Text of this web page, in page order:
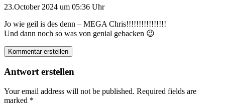
23.October 2024 um 05:36 Uhr
Jo wie geil is des denn – MEGA Chris!!!!!!!!!!!!!!!!
Und dann noch so was von genial gebacken 😉
Kommentar erstellen
Antwort erstellen
Your email address will not be published. Required fields are
marked *